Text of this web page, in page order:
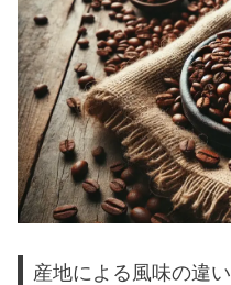
産地による風味の違い